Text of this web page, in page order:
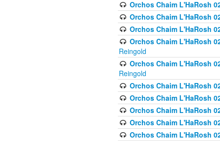
Orchos Chaim L'HaRosh
Orchos Chaim L'HaRosh
Orchos Chaim L'HaRosh
Orchos Chaim L'HaRosh
Reingold
Orchos Chaim L'HaRosh
Reingold
Orchos Chaim L'HaRosh
Orchos Chaim L'HaRosh
Orchos Chaim L'HaRosh
Orchos Chaim L'HaRosh
Orchos Chaim L'HaRosh